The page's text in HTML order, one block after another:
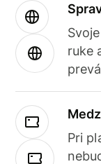
ruke
Pri